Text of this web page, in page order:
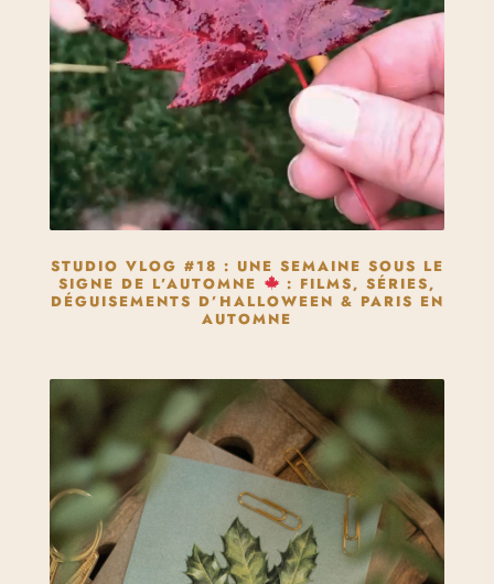
STUDIO VLOG #18 : UNE SEMAINE SOUS LE
SIGNE DE L’AUTOMNE
: FILMS, SÉRIES,
DÉGUISEMENTS D’HALLOWEEN & PARIS EN
AUTOMNE